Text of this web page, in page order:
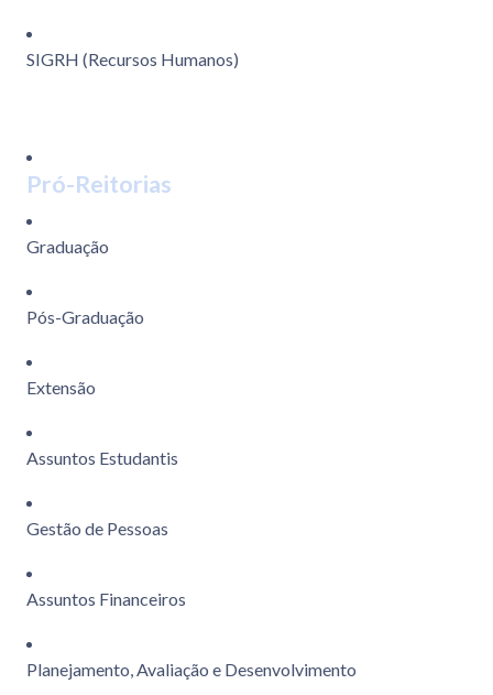
SIGRH (Recursos Humanos)
Pró-Reitorias
Graduação
Pós-Graduação
Extensão
Assuntos Estudantis
Gestão de Pessoas
Assuntos Financeiros
Planejamento, Avaliação e Desenvolvimento